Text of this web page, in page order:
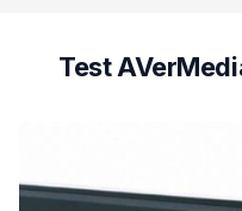
Test